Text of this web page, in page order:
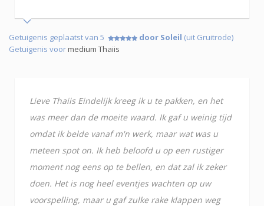
Getuigenis geplaatst van 5 door Soleil (uit Gruitrode)
Getuigenis voormedium Thaiis
Lieve Thaiis Eindelijk kreeg ik u te pakken, en het
was meer dan de moeite waard. Ik gaf u weinig tijd
omdat ik belde vanaf m'n werk, maar wat was u
meteen spot on. Ik heb beloofd u op een rustiger
moment nog eens op te bellen, en dat zal ik zeker
doen. Het is nog heel eventjes wachten op uw
voorspelling, maar u gaf zulke rake klappen weg